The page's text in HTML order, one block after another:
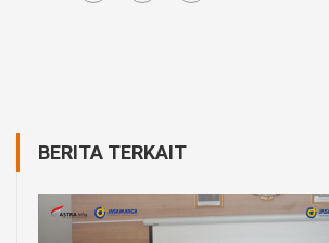
BERITA TERKAIT